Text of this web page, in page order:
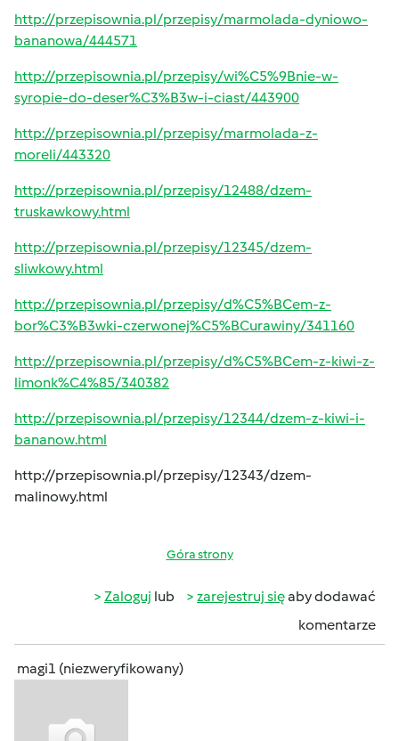
http://przepisownia.pl/przepisy/marmolada-dyniowo-
bananowa/444571
http://przepisownia.pl/przepisy/wi%C5%9Bnie-w-
syropie-do-deser%C3%B3w-i-ciast/443900
http://przepisownia.pl/przepisy/marmolada-z-
moreli/443320
http://przepisownia.pl/przepisy/12488/dzem-
truskawkowy.html
http://przepisownia.pl/przepisy/12345/dzem-
sliwkowy.html
http://przepisownia.pl/przepisy/d%C5%BCem-z-
bor%C3%B3wki-czerwonej%C5%BCurawiny/341160
http://przepisownia.pl/przepisy/d%C5%BCem-z-kiwi-z-
limonk%C4%85/340382
http://przepisownia.pl/przepisy/12344/dzem-z-kiwi-i-
bananow.html
http://przepisownia.pl/przepisy/12343/dzem-
malinowy.html
Góra strony
Zaloguj lub zarejestruj sięaby dodawać
komentarze
magi1 (niezweryfikowany)